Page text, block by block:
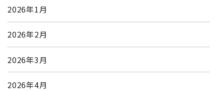
2026年1月
2026年2月
2026年3月
2026年4月